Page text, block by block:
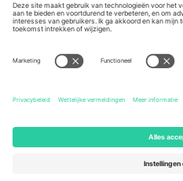
United States
131 Continental Dr, Suite 305,
States
Bulgaria
Bulgaria